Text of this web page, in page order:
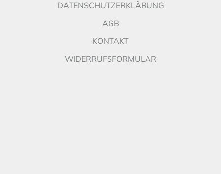
DATENSCHUTZERKLÄRUNG
AGB
KONTAKT
WIDERRUFSFORMULAR